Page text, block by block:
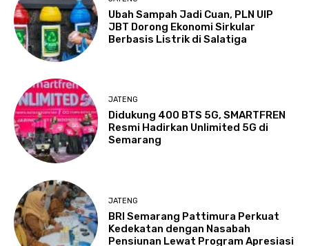
Ubah Sampah Jadi Cuan, PLN UIP
JBT Dorong Ekonomi Sirkular
Berbasis Listrik di Salatiga
JATENG
Didukung 400 BTS 5G, SMARTFREN
Resmi Hadirkan Unlimited 5G di
Semarang
JATENG
BRI Semarang Pattimura Perkuat
Kedekatan dengan Nasabah
Pensiunan Lewat Program Apresiasi